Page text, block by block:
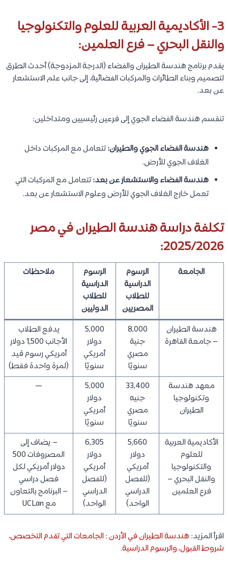
3- الأكاديمية العربية للعلوم والتكنولوجيا
والنقل البحري – فرع العلمين:
يقدم برنامج هندسة الطيران والفضاء (الدرجة المزدوجة) أحدث الطرق
لتصميم وبناء الطائرات والمركبات الفضائية، إلى جانب علم الاستشعار
عن بعد.
تنقسم هندسة الفضاء الجوي إلى فرعين رئيسيين ومتداخلين:
هندسة الفضاء الجوي والطيران:تتعامل مع المركبات داخل
الغلاف الجوي للأرض.
هندسة الفضاء والاستشعار عن بعد:تتعامل مع المركبات التي
تعمل خارج الغلاف الجوي للأرض وعلوم الاستشعار عن بعد.
تكلفة دراسة هندسة الطيران في مصر
2025/2026:
الجامعة
الرسوم
الدراسية
للطلاب
المصريين
الرسوم
الدراسية
للطلاب
الدوليين
ملاحظات
هندسة الطيران
– جامعة القاهرة
8,000
جنية
مصري
سنويًا
5,000
دولار
أمريكي
سنويًا
يدفع الطلاب
الأجانب 1,500 دولار
أمريكي رسوم قيد
(لمرة واحدة فقط)
معهد هندسة
وتكنولوجيا
الطيران
33,400
جنيه
مصري
سنويًا
5,000
دولار
أمريكي
سنويًا
—
الأكاديمية العربية
للعلوم
والتكنولوجيا
والنقل البحري –
فرع العلمين
5,660
دولار
أمريكي
(للفصل
الدراسي
الواحد)
6,305
دولار
أمريكي
(للفصل
الدراسي
الواحد)
– يضاف إلى
المصروفات 500
دولار أمريكي لكل
فصل دراسي
– البرنامج بالتعاون
مع UCLan
اقرأ المزيد: هندسة الطيران في الأردن : الجامعات التي تقدم التخصص،
شروط القبول، والرسوم الدراسية.